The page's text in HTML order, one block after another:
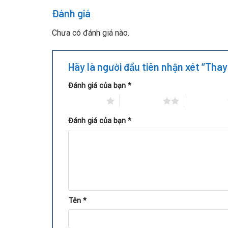
Card không hiển thị hình ảnh dù máy vẫn khởi
Đánh giá
Chưa có đánh giá nào.
Hãy là người đầu tiên nhận xét
Đánh giá của bạn *
Đánh giá của bạn *
Tên *